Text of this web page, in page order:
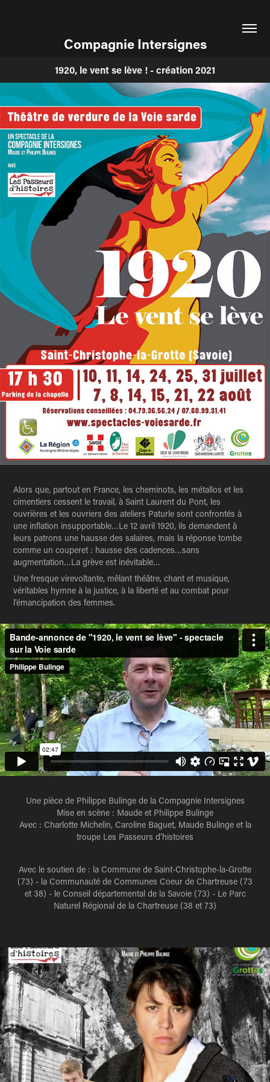
Compagnie Intersignes
1920, le vent se lève ! - création 2021
Alors que, partout en France, les cheminots, les métallos et les
cimentiers cessent le travail, à Saint Laurent du Pont, les
ouvrières et les ouvriers des ateliers Paturle sont confrontés à
une inflation insupportable…Le 12 avril 1920, ils demandent à
leurs patrons une hausse des salaires, mais la réponse tombe
comme un couperet : hausse des cadences…sans
augmentation…La grève est inévitable…
Une fresque virevoltante, mêlant théâtre, chant et musique,
véritables hymne à la justice, à la liberté et au combat pour
l’émancipation des femmes.
Une pièce de Philippe Bulinge de la Compagnie Intersignes
Mise en scène : Maude et Philippe Bulinge
Avec : Charlotte Michelin, Caroline Baguet, Maude Bulinge et la
troupe Les Passeurs d’histoires
Avec le soutien de : la Commune de Saint-Christophe-la-Grotte
(73) - la Communauté de Communes Coeur de Chartreuse (73
et 38) - le Conseil départemental de la Savoie (73) - Le Parc
Naturel Régional de la Chartreuse (38 et 73)